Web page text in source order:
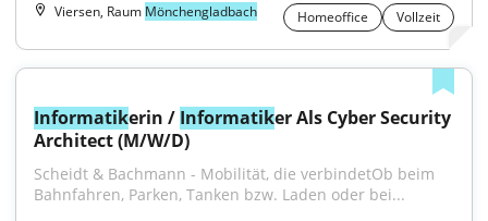
Viersen, Raum Mönchengladbach Homeoffice Vollzeit
Informatikerin / Informatiker Als Cyber Security
Architect (M/W/D)
Scheidt & Bachmann - Mobilität, die verbindetOb beim
Bahnfahren, Parken, Tanken bzw. Laden oder bei...